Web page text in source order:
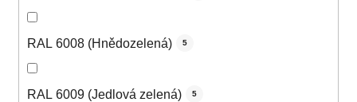
RAL 6008 (Hnědozelená) 5
RAL 6009 (Jedlová zelená) 5